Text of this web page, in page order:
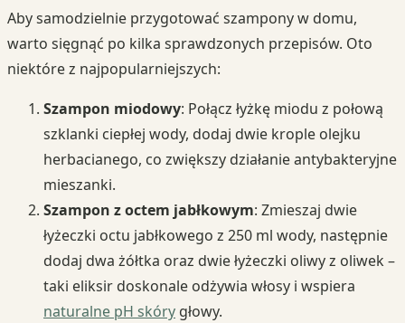
Aby samodzielnie przygotować szampony w domu,
warto sięgnąć po kilka sprawdzonych przepisów. Oto
niektóre z najpopularniejszych:
Szampon miodowy: Połącz łyżkę miodu z połową
szklanki ciepłej wody, dodaj dwie krople olejku
herbacianego, co zwiększy działanie antybakteryjne
mieszanki.
Szampon z octem jabłkowym: Zmieszaj dwie
łyżeczki octu jabłkowego z 250 ml wody, następnie
dodaj dwa żółtka oraz dwie łyżeczki oliwy z oliwek –
taki eliksir doskonale odżywia włosy i wspiera
naturalne pH skóry głowy.